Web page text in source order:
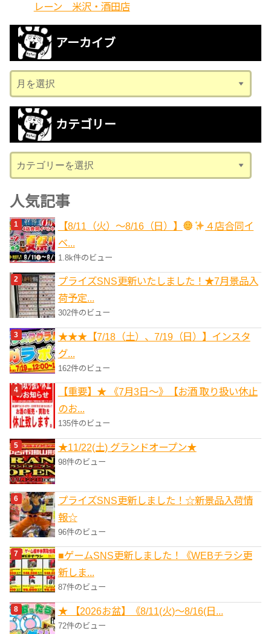
レーン 米沢・酒田店
アーカイブ
ー
カ
ブ
カテゴリー
テ
ゴ
リ
ー
人気記事
【8/11（火）～8/16（日）】
４店合同イ
ベ...
1.8k件のビュー
プライズSNS更新いたしました！★7月景品入
荷予定...
302件のビュー
★★★【7/18（土）、7/19（日）】インスタ
グ...
162件のビュー
【重要】★ 《7月3日～》【お酒 取り扱い休止
のお...
135件のビュー
★11/22(土) グランドオープン★
98件のビュー
プライズSNS更新しました！☆新景品入荷情
報☆
96件のビュー
■ゲームSNS更新しました！《WEBチラシ更
新しま...
87件のビュー
★ 【2026お盆】《8/11(火)～8/16(日...
72件のビュー